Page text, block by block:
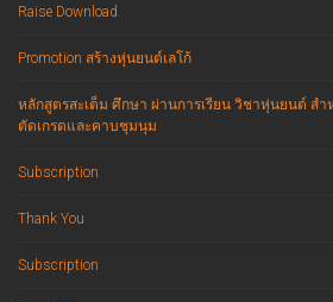
Raise Download
Promotion สร้างหุ่นยนต์เลโก้
หลักสูตรสะเต็ม ศึกษา ผ่านการเรียน วิชาหุ่นยนต์ ส
ตัดเกรดและคาบชุมนุม
Subscription
Thank You
Subscription